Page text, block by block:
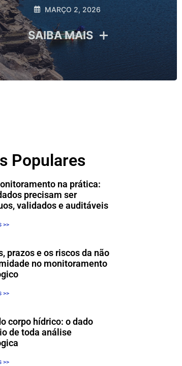
regulatórios
FEVEREIRO 20, 2026
SAIBA MAIS
Populares
na prática:
precisam ser
validados e auditáveis
>>
prazos e os riscos da não
no monitoramento
>>
corpo hídrico: o dado
de toda análise
>>